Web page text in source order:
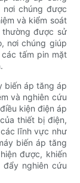
chúng được
và kiểm soát
được sử
nơi chúng giúp
tấm pin mặt
biến áp tăng áp
và nghiên cứu
kiện điện áp
thiết bị điện,
lĩnh vực như
biến áp tăng
được, khiến
nghiên cứu